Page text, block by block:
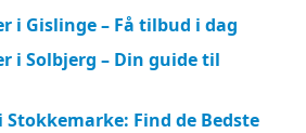
i Gislinge – Få tilbud i dag
i Solbjerg – Din guide til
Find de Bedste